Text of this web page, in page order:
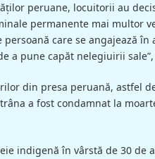
peruane, locuitorii au
permanente mai multor
persoană care se angajează
a pune capăt nelegiuirii
din presa peruană, astfel
a fost condamnat la
indigenă în vârstă de 30 de